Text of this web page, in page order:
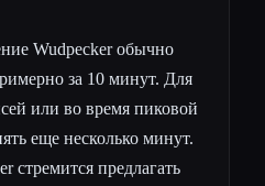
Wudpecker обычно
за 10 минут. Для
или во время пиковой
еще несколько минут.
стремится предлагать